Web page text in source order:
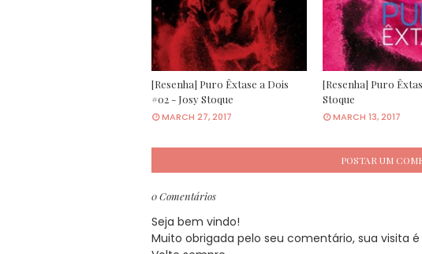
[Resenha] Puro Êxtase a Dois
#02 - Josy Stoque
MARCH 27, 2017
[Resenha] Puro
Stoque
MARCH 13, 2017
POSTAR UM
0 Comentários
Seja bem vindo!
Muito obrigada pelo seu comentário, sua visita